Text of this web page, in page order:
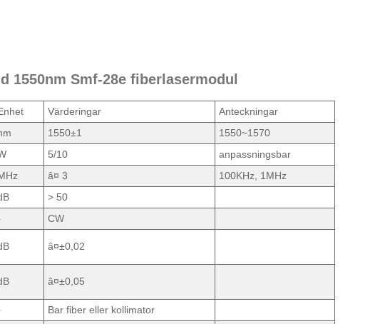
Smf-28e fiberlasermodul
Värderingar
Anteckningar
1550±1
1550~1570
5/10
anpassningsbar
â¤ 3
100KHz, 1MHz
> 50
CW
â¤±0,02
â¤±0,05
Bar fiber eller kollimator